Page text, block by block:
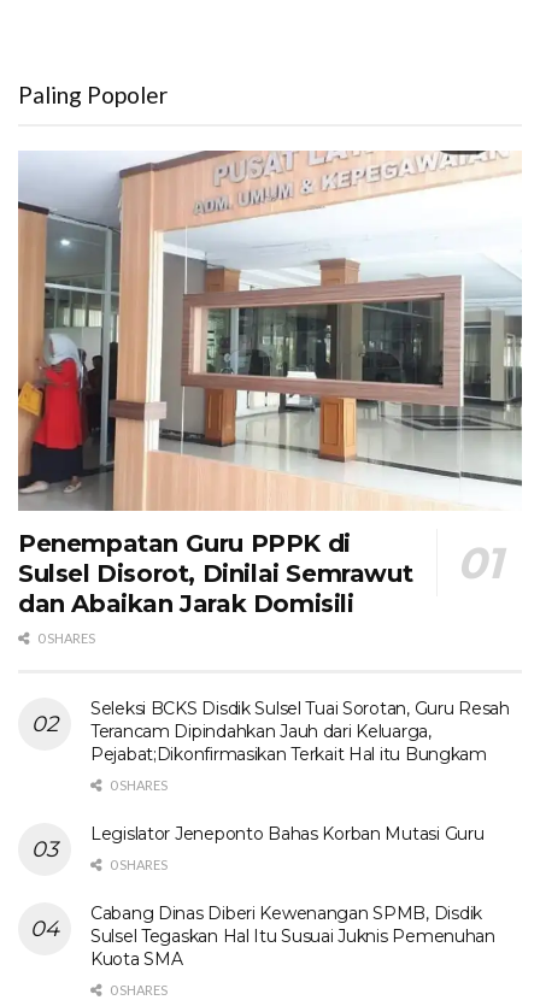
Paling Popoler
Penempatan Guru PPPK di
Sulsel Disorot, Dinilai Semrawut
dan Abaikan Jarak Domisili
0 SHARES
Seleksi BCKS Disdik Sulsel Tuai Sorotan, Guru Resah
Terancam Dipindahkan Jauh dari Keluarga,
Pejabat;Dikonfirmasikan Terkait Hal itu Bungkam
0 SHARES
Legislator Jeneponto Bahas Korban Mutasi Guru
0 SHARES
Cabang Dinas Diberi Kewenangan SPMB, Disdik
Sulsel Tegaskan Hal Itu Susuai Juknis Pemenuhan
Kuota SMA
0 SHARES